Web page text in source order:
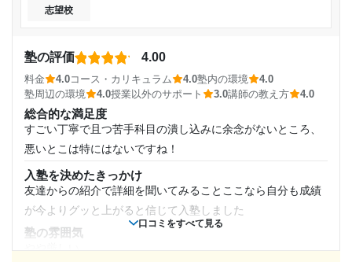
講師の教え方
してくださってたようです ありがたいことです
塾内の環境
小学生から高校生まで幅広い年層の方々が仕切りのないお部
屋に入っているのが最初は驚きましたが、慣れでしょうね。
塾周辺の環境
西鉄久留米駅から徒歩1〜2分で到着出来るし、雨に濡れるこ
るしいいかと思う
授業以外のサポート
(相談・面談、家庭学習のサポート、授業以外のコミュニケーション等)
直接見ることができなかったので私はわからないですが 受講
口コミをすべて見る
志望校
塾の評価 4.00
料金 4.0コース・カリキュラム 4.0塾内の環境
4.0
塾周辺の環境
4.0授業以外のサポート 3.0講師の教え方 4.0
総合的な満足度
すごい丁寧で且つ苦手科目の潰し込みに余念がないところ、
悪いとこは特にはないですね！
入塾を決めたきっかけ
友達からの紹介で詳細を聞いてみることここなら自分も成績
が今よりグッと上がると信じて入塾しました
塾の雰囲気